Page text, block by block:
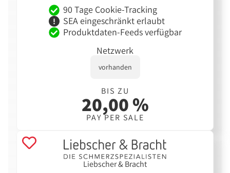
90 Tage Cookie-Tracking
SEA eingeschränkt erlaubt
Produktdaten-Feeds verfügbar
Netzwerk
vorhanden
BIS ZU
20,00 %
PAY PER SALE
Liebscher & Bracht